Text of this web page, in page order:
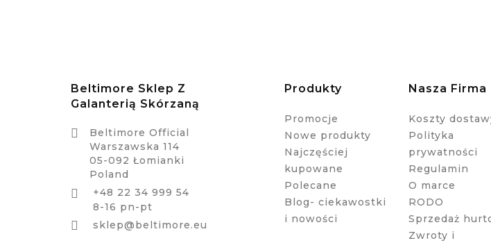
Beltimore Sklep Z
Galanterią Skórzaną

Beltimore Official
Warszawska 114
05-092 Łomianki
Poland

+48 22 34 999 54
8-16 pn-pt
 sklep@beltimore.eu
Produkty
Promocje
Nowe produkty
Najczęściej
kupowane
Polecane
Blog- ciekawostki
i nowości
Nasza Firma
Koszty
Polityka
prywatności
Regulamin
O marce
RODO
Sprzedaż
Zwroty i